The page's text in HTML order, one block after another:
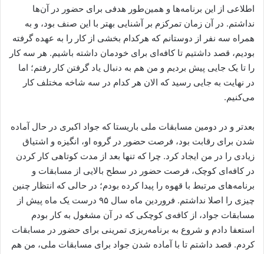
اطلاعی از این برنامه‌ها و همین‌طور هدفی برای حضور در آن‌ها
نداشتم. در آن زمان تمرکزم بر آشنایی بهتر با این صنف بود،‌ و به
همراه سه نفر از دوستانم که هرکدام بخشی از کار را به عهده گرفته
بودیم،‌ قصد داشتیم تا کافه‌ای برای خودمان داشته باشیم. هر سه کار
را تا یک جایی پیش بردیم و من هم به دنبال یاد گرفتن کار رفتم؛ اما
در نهایت به جایی رسید که الان هر کدام در سه شاخه مختلف کار
می‌کنیم.
بعدتر و در دومین مسابقات ملی باریستا که جواد اکبری در حال آماده
شدن برای رقابت بود، فرصت حضور در گروه او،‌ انگیزه و اشتیاق
زیادی را در من ایجاد کرد. چرا که تنها بعد از مدت کوتاهی کار کردن
در کافه‌ای کوچک، فرصت حضور در سطح بالایی از مسابقات و
برنامه‌های مرتبط با قهوه را پیدا کرده بودم؛ در حالی که انتظار چنین
چیزی را اصلا نداشتم. فروردین ماه سال ۹۵ درست یک ماه پیش از
مسابقات جواد، از کافه‌ی کوچکی که در آن مشغول به کار بودم
استعفا دادم و شروع به برنامه‌ریزی تمرینی برای حضور در مسابقات
کردم. قصد داشتم تا با آماده شدن جواد برای مسابقات ملی، من هم